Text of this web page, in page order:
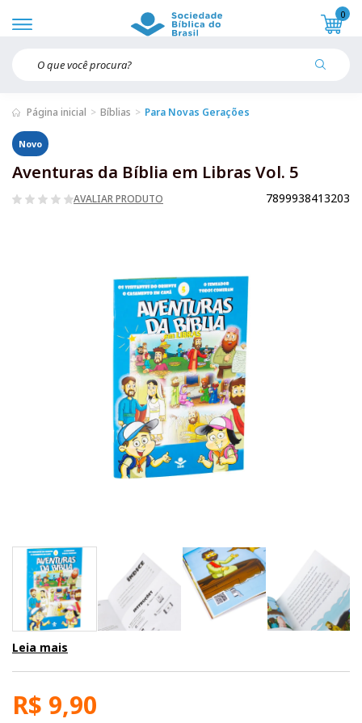
0
Página inicial Bíblias Para Novas Gerações
Novo
Aventuras da Bíblia em Libras Vol. 5
AVALIAR PRODUTO 7899938413203
Leia mais
R$ 9,90